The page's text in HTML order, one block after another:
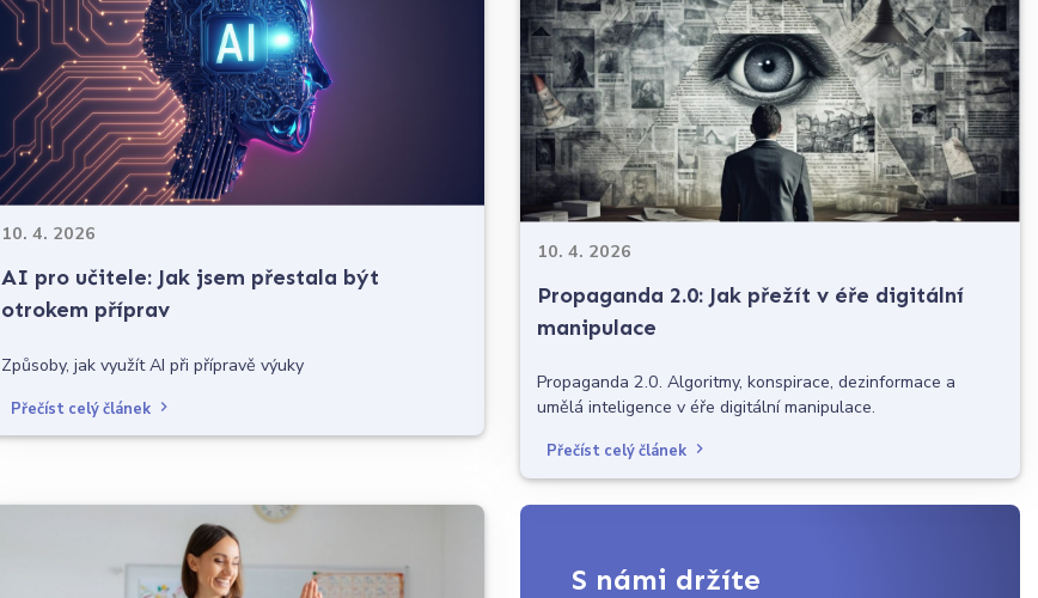
10. 4. 2026
AI pro učitele: Jak jsem přestala být
otrokem příprav
Způsoby, jak využít AI při přípravě výuky
Přečíst celý článek
10. 4. 2026
Propaganda 2.0: Jak přežít v éře digitální
manipulace
Propaganda 2.0. Algoritmy, konspirace, dezinformace a
umělá inteligence v éře digitální manipulace.
Přečíst celý článek
S námi držíte